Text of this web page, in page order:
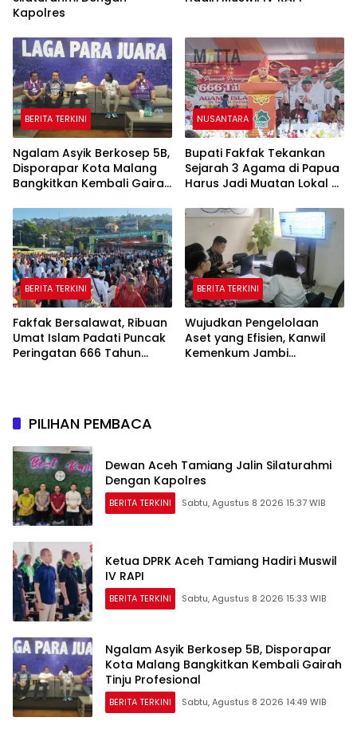
Kapolres
BERITA TERKINI
Ngalam Asyik Berkosep 5B,
Disporapar Kota Malang
Bangkitkan Kembali Gairah
NUSANTARA
Bupati Fakfak Tekankan
Sejarah 3 Agama di Papua
Harus Jadi Muatan Lokal di
BERITA TERKINI
Fakfak Bersalawat, Ribuan
Umat Islam Padati Puncak
Peringatan 666 Tahun
BERITA TERKINI
Wujudkan Pengelolaan
Aset yang Efisien, Kanwil
Kemenkum Jambi
PILIHAN PEMBACA
Dewan Aceh Tamiang Jalin Silaturahmi
Dengan Kapolres
BERITA TERKINI Sabtu, Agustus 8 2026 15:37 WIB
Ketua DPRK Aceh Tamiang Hadiri Muswil
IV RAPI
BERITA TERKINI Sabtu, Agustus 8 2026 15:33 WIB
Ngalam Asyik Berkosep 5B, Disporapar
Kota Malang Bangkitkan Kembali Gairah
Tinju Profesional
BERITA TERKINI Sabtu, Agustus 8 2026 14:49 WIB